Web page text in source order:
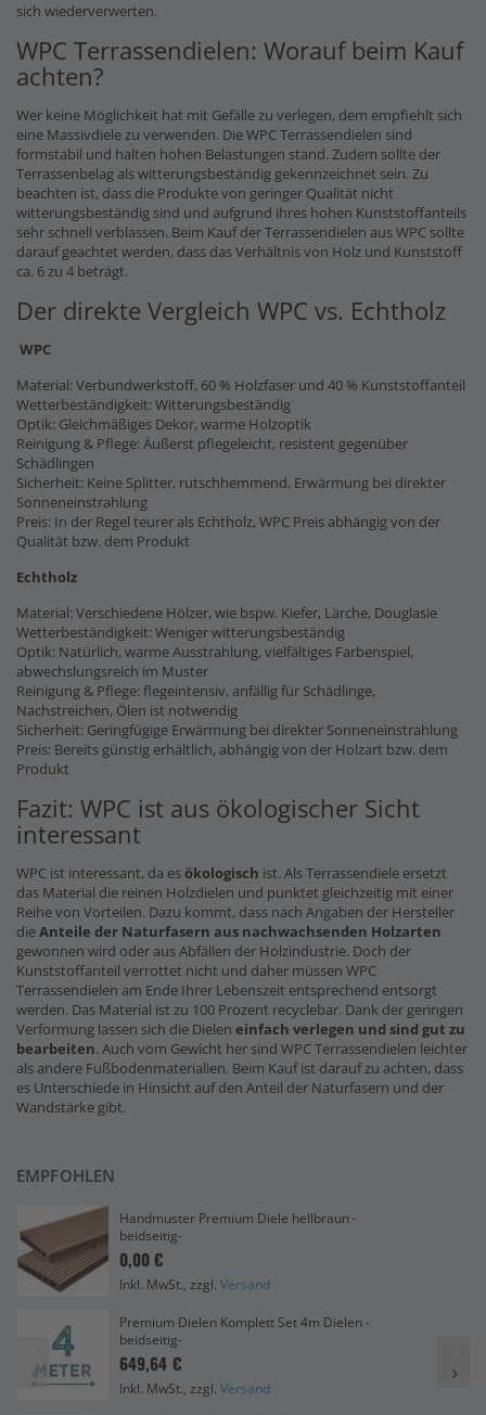
sich wiederverwerten.
WPC Terrassendielen: Worauf beim Kauf
achten?
Wer keine Möglichkeit hat mit Gefälle zu verlegen, dem empfiehlt sich
eine Massivdiele zu verwenden. Die WPC Terrassendielen sind
formstabil und halten hohen Belastungen stand. Zudem sollte der
Terrassenbelag als witterungsbeständig gekennzeichnet sein. Zu
beachten ist, dass die Produkte von geringer Qualität nicht
witterungsbeständig sind und aufgrund ihres hohen Kunststoffanteils
sehr schnell verblassen. Beim Kauf der Terrassendielen aus WPC sollte
darauf geachtet werden, dass das Verhältnis von Holz und Kunststoff
ca. 6 zu 4 beträgt.
Der direkte Vergleich WPC vs. Echtholz
WPC
Material: Verbundwerkstoff, 60 % Holzfaser und 40 % Kunststoffanteil
Wetterbeständigkeit: Witterungsbeständig
Optik: Gleichmäßiges Dekor, warme Holzoptik
Reinigung & Pflege: Äußerst pflegeleicht, resistent gegenüber
Schädlingen
Sicherheit: Keine Splitter, rutschhemmend, Erwärmung bei direkter
Sonneneinstrahlung
Preis: In der Regel teurer als Echtholz, WPC Preis abhängig von der
Qualität bzw. dem Produkt
Echtholz
Material: Verschiedene Hölzer, wie bspw. Kiefer, Lärche, Douglasie
Wetterbeständigkeit: Weniger witterungsbeständig
Optik: Natürlich, warme Ausstrahlung, vielfältiges Farbenspiel,
abwechslungsreich im Muster
Reinigung & Pflege: flegeintensiv, anfällig für Schädlinge,
Nachstreichen, Ölen ist notwendig
Sicherheit: Geringfügige Erwärmung bei direkter Sonneneinstrahlung
Preis: Bereits günstig erhältlich, abhängig von der Holzart bzw. dem
Produkt
Fazit: WPC ist aus ökologischer Sicht
interessant
WPC ist interessant, da esökologisch ist. Als Terrassendiele ersetzt
das Material die reinen Holzdielen und punktet gleichzeitig mit einer
Reihe von Vorteilen. Dazu kommt, dass nach Angaben der Hersteller
dieAnteile der Naturfasern aus nachwachsenden Holzarten
gewonnen wird oder aus Abfällen der Holzindustrie. Doch der
Kunststoffanteil verrottet nicht und daher müssen WPC
Terrassendielen am Ende Ihrer Lebenszeit entsprechend entsorgt
werden. Das Material ist zu 100 Prozent recyclebar. Dank der geringen
Verformung lassen sich die Dielen einfach verlegen und sind gut zu
bearbeiten. Auch vom Gewicht her sind WPC Terrassendielen leichter
als andere Fußbodenmaterialien. Beim Kauf ist darauf zu achten, dass
es Unterschiede in Hinsicht auf den Anteil der Naturfasern und der
Wandstärke gibt.
EMPFOHLEN
Handmuster Premium Diele hellbraun -
beidseitig-
0,00 €
Inkl. MwSt., zzgl. Versand
Premium Dielen Komplett Set 4m Dielen -
beidseitig-
649,64 €
Inkl. MwSt., zzgl. Versand